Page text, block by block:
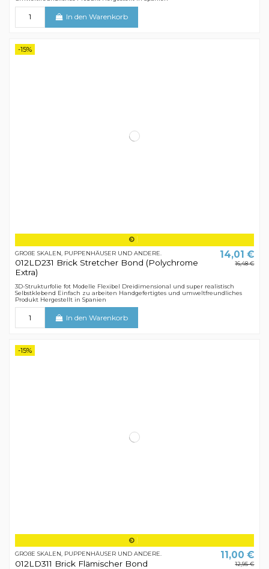
In den Warenkorb
-15%
GROßE SKALEN, PUPPENHÄUSER UND ANDERE.
012LD231 Brick Stretcher Bond (Polychrome
Extra)
14,01 €
16,48 €
3D-Strukturfolie fot Modelle Flexibel Dreidimensional und super realistisch
Selbstklebend Einfach zu arbeiten Handgefertigtes und umweltfreundliches
Produkt Hergestellt in Spanien
In den Warenkorb
-15%
GROßE SKALEN, PUPPENHÄUSER UND ANDERE.
012LD311 Brick Flämischer Bond
11,00 €
12,95 €